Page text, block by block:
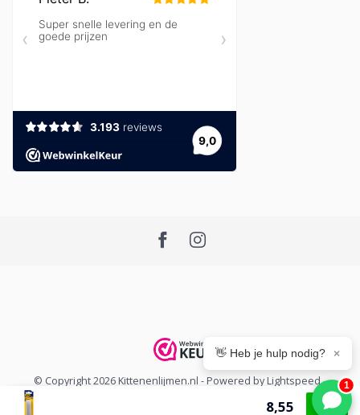
8,55
© Copyright 2026 Kittenenlijmen.nl - Powered byLightspeed-
👋 Heb je hulp nodig? ×
1